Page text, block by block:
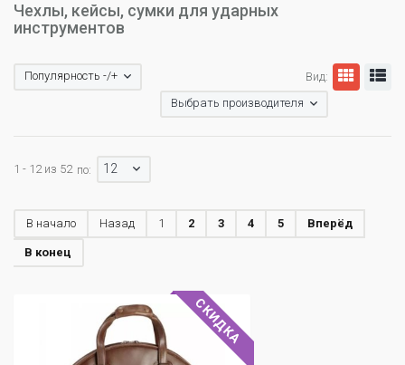
Чехлы, кейсы, сумки для ударных
инструментов
Вид:
Популярность -/+
Выбрать производителя
1 - 12 из 52 по: 12
В начало Назад 1 2 3 4 5 Вперёд
В конец
СКИДКА